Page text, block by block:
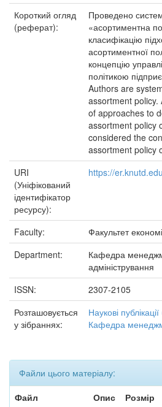
Короткий огляд
(реферат):
Проведено
«асортиментна
класифікацію
асортиментної
концепцію
політикою
Authors are
assortment policy.
of approaches to
assortment policy
considered the
assortment policy
URI
(Уніфікований
ідентифікатор
ресурсу):
https://
Faculty:
Факультет
Department:
Кафедра
адміністрування
ISSN:
2307-2105
Розташовується
у зібраннях:
Наукові публікації
Кафедра
Файли цього матеріалу:
Файл
Опис Розмір